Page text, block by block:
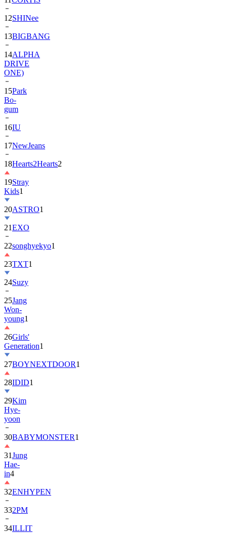
12SHINee
13BIGBANG
14ALPHA
DRIVE
ONE)
15Park
Bo-
gum
16IU
17NewJeans
18Hearts2Hearts2
19Stray
Kids1
20ASTRO1
21EXO
22songhyekyo1
23TXT1
24Suzy
25Jang
Won-
young1
26Girls'
Generation1
27BOYNEXTDOOR1
28IDID1
29Kim
Hye-
yoon
30BABYMONSTER1
31Jung
Hae-
in4
32ENHYPEN
332PM
34ILLIT